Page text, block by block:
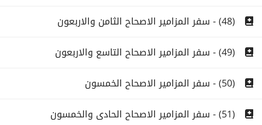
(48) - سفر المزامير الاصحاح الثامن والاربعون
(49) - سفر المزامير الاصحاح التاسع والاربعون
(50) - سفر المزامير الاصحاح الخمسون
(51) - سفر المزامير الاصحاح الحادى والخمسون